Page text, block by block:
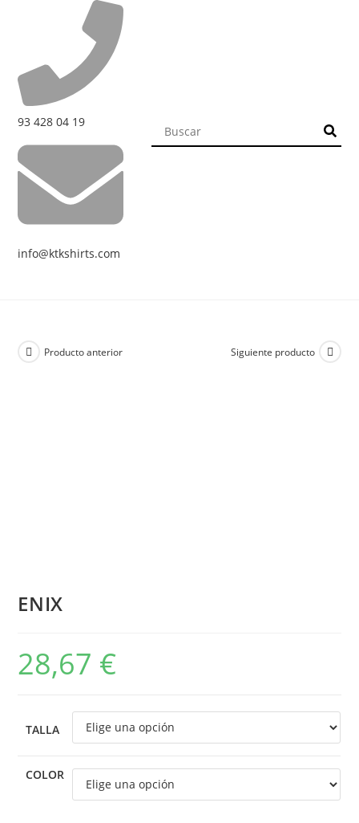
93 428 04 19
info@ktkshirts.com
Producto anterior Siguiente producto
ENIX
28,67 €
TALLA
COLOR